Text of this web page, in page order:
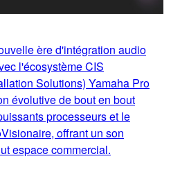
ère d'intégration audio
l'écosystème CIS
Solutions) Yamaha Pro
évolutive de bout en bout
processeurs et le
offrant un son
espace commercial.